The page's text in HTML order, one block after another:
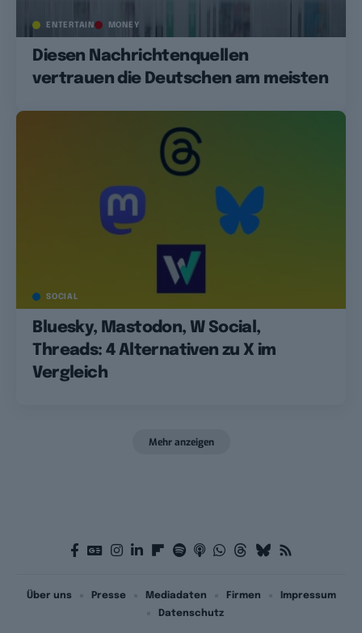
ENTERTAIN MONEY
Diesen Nachrichtenquellen
vertrauen die Deutschen am meisten
SOCIAL
Bluesky, Mastodon, W Social,
Threads: 4 Alternativen zu X im
Vergleich
Mehr anzeigen
Über uns Presse Mediadaten Firmen
Impressum
Datenschutz